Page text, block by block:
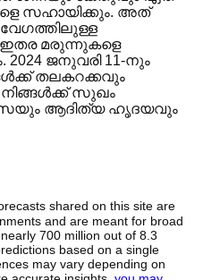
സഹായിക്കും. അത്
ഇതര മരുന്നുകളെ
2024 ജനുവരി 11-നും
തലകറക്കവും
നിങ്ങൾക്ക് സുഖം
ആദിത്യ ഹൃദയവും
shared on this site are
and are meant for broad
700 million out of 8.3
based on a single
may vary depending on